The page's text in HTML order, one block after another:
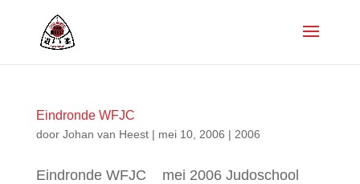
Eindronde WFJC
door Johan van Heest| mei 10, 2006 | 2006
Eindronde WFJC mei 2006 Judoschool